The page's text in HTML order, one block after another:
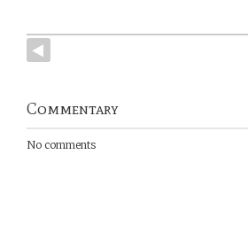
Commentary
No comments